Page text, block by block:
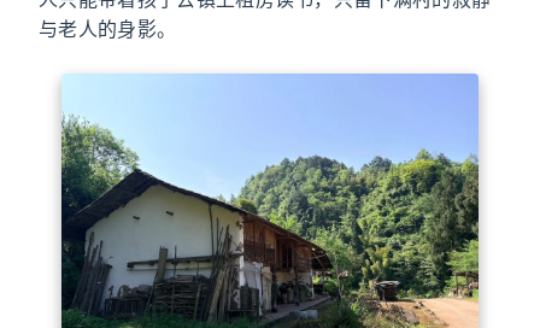
与老人的身影。